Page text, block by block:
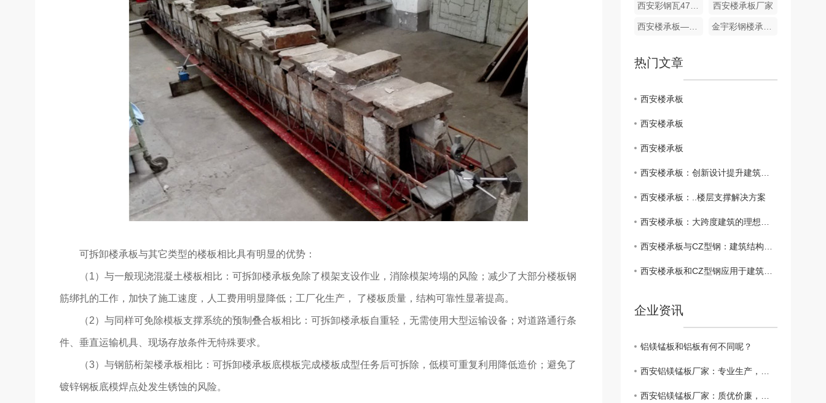
可拆卸楼承板与其它类型的楼板相比具有明显的优势：
（1）与一般现浇混凝土楼板相比：可拆卸楼承板免除了模架支设作业，消除模架垮塌的风险；减少了大部分楼板钢
筋绑扎的工作，加快了施工速度，人工费用明显降低；工厂化生产， 了楼板质量，结构可靠性显著提高。
（2）与同样可免除模板支撑系统的预制叠合板相比：可拆卸楼承板自重轻，无需使用大型运输设备；对道路通行条
件、垂直运输机具、现场存放条件无特殊要求。
（3）与钢筋桁架楼承板相比：可拆卸楼承板底模板完成楼板成型任务后可拆除，低模可重复利用降低造价；避免了
镀锌钢板底模焊点处发生锈蚀的风险。
西安彩钢瓦470型 西安楼承板厂家
西安楼承板—915型厂家 金宇彩钢楼承板688型价格
热门文章
西安楼承板
西安楼承板
西安楼承板
西安楼承板：创新设计提升建筑结构稳定性
西安楼承板：..楼层支撑解决方案
西安楼承板：大跨度建筑的理想选择
西安楼承板与CZ型钢：建筑结构中的关键材料
西安楼承板和CZ型钢应用于建筑工程中的重要性
企业资讯
铝镁锰板和铝板有何不同呢？
西安铝镁锰板厂家：专业生产，品质保障！
西安铝镁锰板厂家：质优价廉，值得信赖！